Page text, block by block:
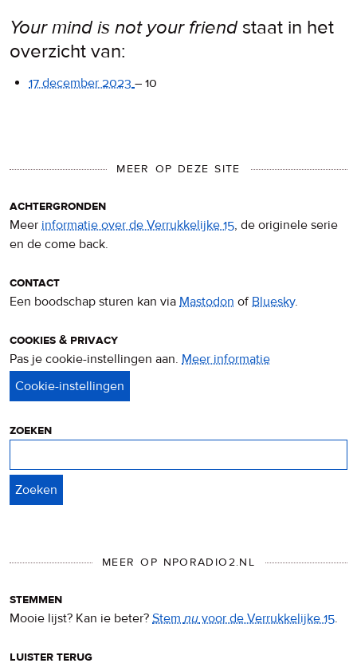
Your mind is not your friendstaat in het
overzicht van:
17 december 2023 – 10
MEER OP DEZE SITE
achtergronden
Meer informatie over de Verrukkelijke 15, de originele serie
en de come back.
contact
Een boodschap sturen kan via Mastodon ofBluesky.
cookies & privacy
Pas je cookie-instellingen aan. Meer informatie
zoeken
MEER OP NPORADIO2.NL
stemmen
Mooie lijst? Kan ie beter? Stemnuvoor de Verrukkelijke 15.
luister terug